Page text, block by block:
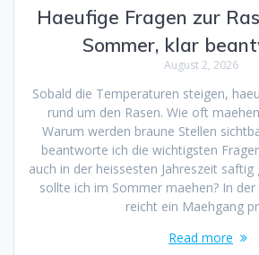
Haeufige Fragen zur
Sommer, klar
August 2, 2026
Sobald die Temperaturen steigen,
rund um den Rasen. Wie oft
Warum werden braune Stellen
beantworte ich die wichtigsten
auch in der heissesten Jahreszeit
sollte ich im Sommer maehen? In
reicht ein Maehgang
Read more